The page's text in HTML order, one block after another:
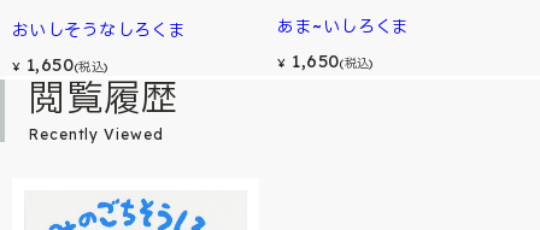
おいしそうなしろくま
¥ 1,650(税込)
あま~いしろくま
¥ 1,650(税込)
閲覧履歴
Recently Viewed